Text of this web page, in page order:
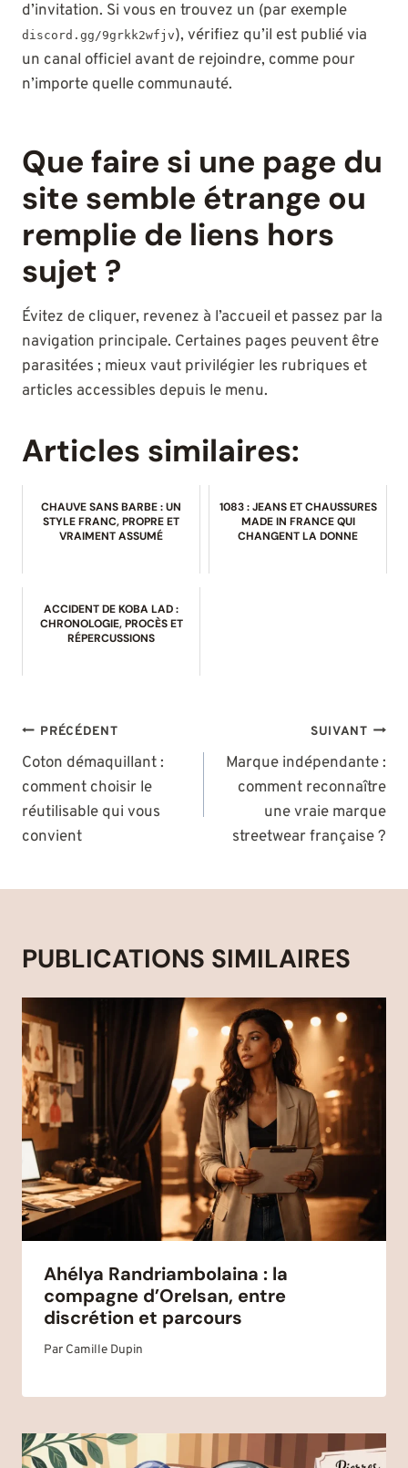
d’invitation. Si vous en trouvez un (par exemple
discord.gg/9grkk2wfjv), vérifiez qu’il est publié via
un canal officiel avant de rejoindre, comme pour
n’importe quelle communauté.
Que faire si une page du
site semble étrange ou
remplie de liens hors
sujet ?
Évitez de cliquer, revenez à l’accueil et passez par la
navigation principale. Certaines pages peuvent être
parasitées ; mieux vaut privilégier les rubriques et
articles accessibles depuis le menu.
Articles similaires:
CHAUVE SANS BARBE : UN
STYLE FRANC, PROPRE ET
VRAIMENT ASSUMÉ
1083 : JEANS ET CHAUSSURES
MADE IN FRANCE QUI
CHANGENT LA DONNE
ACCIDENT DE KOBA LAD :
CHRONOLOGIE, PROCÈS ET
RÉPERCUSSIONS
NAVIGATION
DE
L’ARTICLE
PRÉCÉDENT
Coton démaquillant :
comment choisir le
réutilisable qui vous
convient
SUIVANT
Marque indépendante :
comment reconnaître
une vraie marque
streetwear française ?
PUBLICATIONS SIMILAIRES
Ahélya Randriambolaina : la
compagne d’Orelsan, entre
discrétion et parcours
Par Camille Dupin